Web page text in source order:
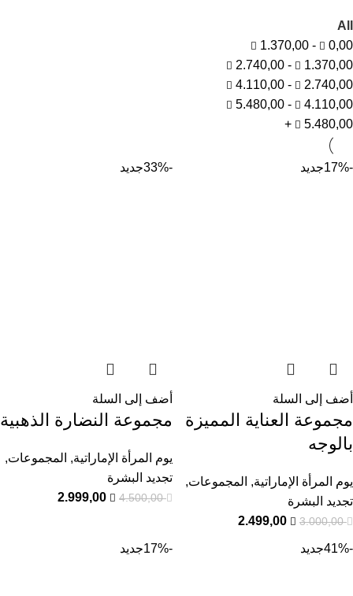
All
0,00
-
1.370,00
1.370,00
-
2.740,00
2.740,00
-
4.110,00
4.110,00
-
5.480,00
5.480,00
+
-17% جديد
أضف إلى السلة
مجموعة العناية المميزة
بالوجه
يوم المرأة الإماراتية, المجموعات,
تجديد البشرة
3.000,00
2.499,00
-33% جديد
أضف إلى السلة
مجموعة النضارة الذهبية
يوم المرأة الإماراتية, المجموعات,
تجديد البشرة
4.500,00
2.999,00
-41% جديد -17% جديد